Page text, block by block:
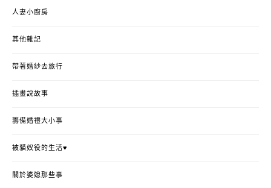
人妻小廚房
其他雜記
帶著婚紗去旅行
插畫說故事
籌備婚禮大小事
被貓奴役的生活♥
關於婆媳那些事